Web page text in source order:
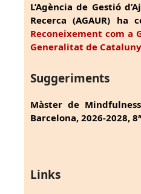
L’Agència de Gestió
Recerca (AGAUR) ha
Reconeixement com a
Generalitat de
Suggeriments
Màster de
Barcelona, 2026-2028,
Links